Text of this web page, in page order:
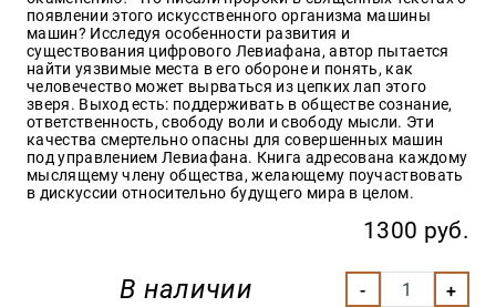
появлении этого искусственного организма машины
машин? Исследуя особенности развития и
существования цифрового Левиафана, автор пытается
найти уязвимые места в его обороне и понять, как
человечество может вырваться из цепких лап этого
зверя. Выход есть: поддерживать в обществе сознание,
ответственность, свободу воли и свободу мысли. Эти
качества смертельно опасны для совершенных машин
под управлением Левиафана. Книга адресована каждому
мыслящему члену общества, желающему поучаствовать
в дискуссии относительно будущего мира в целом.
1300 руб.
В наличии
Контакты
Мероприятия
+7(499)
350-17-
79
Москва